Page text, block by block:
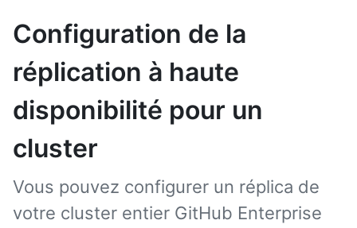
Configuration de la
réplication à haute
disponibilité pour un
cluster
Vous pouvez configurer un réplica de
votre cluster entier GitHub Enterprise